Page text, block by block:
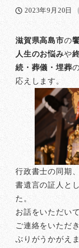
投稿日
2023年9月20日
滋賀県高島市の
人生のお悩みや
続・葬儀・埋葬
応えします。
行政書士の同期
書遺言の証人と
た。
お話をいただい
ご連絡をいただ
ぶりがうかがえま